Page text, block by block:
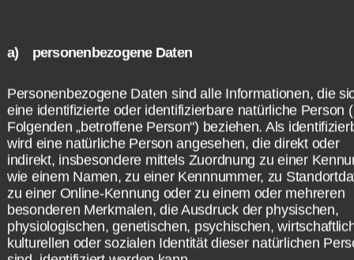
verschiedene Formen zu vereinen ist der
was gefällt.
du dich in einem der Typen wieder.
inwiefern du jetzt deine Wohnung
sollst? Das ist kein Problem, die Berater
dir dabei. Sie werden dir Vorschläge
mit welchen Accessoires, Möbeln und
a) personenbezogene Daten
Personenbezogene Daten sind alle Informationen, die
eine identifizierte oder identifizierbare natürliche Person
Folgenden „betroffene Person") beziehen. Als
wird eine natürliche Person angesehen, die direkt oder
indirekt, insbesondere mittels Zuordnung zu einer
wie einem Namen, zu einer Kennnummer, zu
zu einer Online-Kennung oder zu einem oder mehreren
besonderen Merkmalen, die Ausdruck der physischen,
physiologischen, genetischen, psychischen,
kulturellen oder sozialen Identität dieser natürlichen